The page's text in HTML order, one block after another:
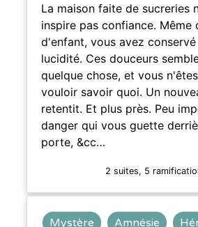
La maison faite de sucreries
inspire pas confiance. Même
d'enfant, vous avez
lucidité. Ces douceurs
quelque chose, et vous
vouloir savoir quoi. Un
retentit. Et plus près. Peu
danger qui vous guette
porte, &cc…
2 suites, 5
Mystère Amnésie